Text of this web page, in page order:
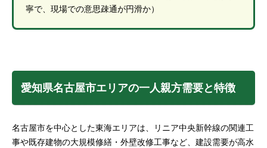
寧で、現場での意思疎通が円滑か）
愛知県名古屋市エリアの一人親方需要と特徴
名古屋市を中心とした東海エリアは、リニア中央新幹線の関連工
事や既存建物の大規模修繕・外壁改修工事など、建設需要が高水